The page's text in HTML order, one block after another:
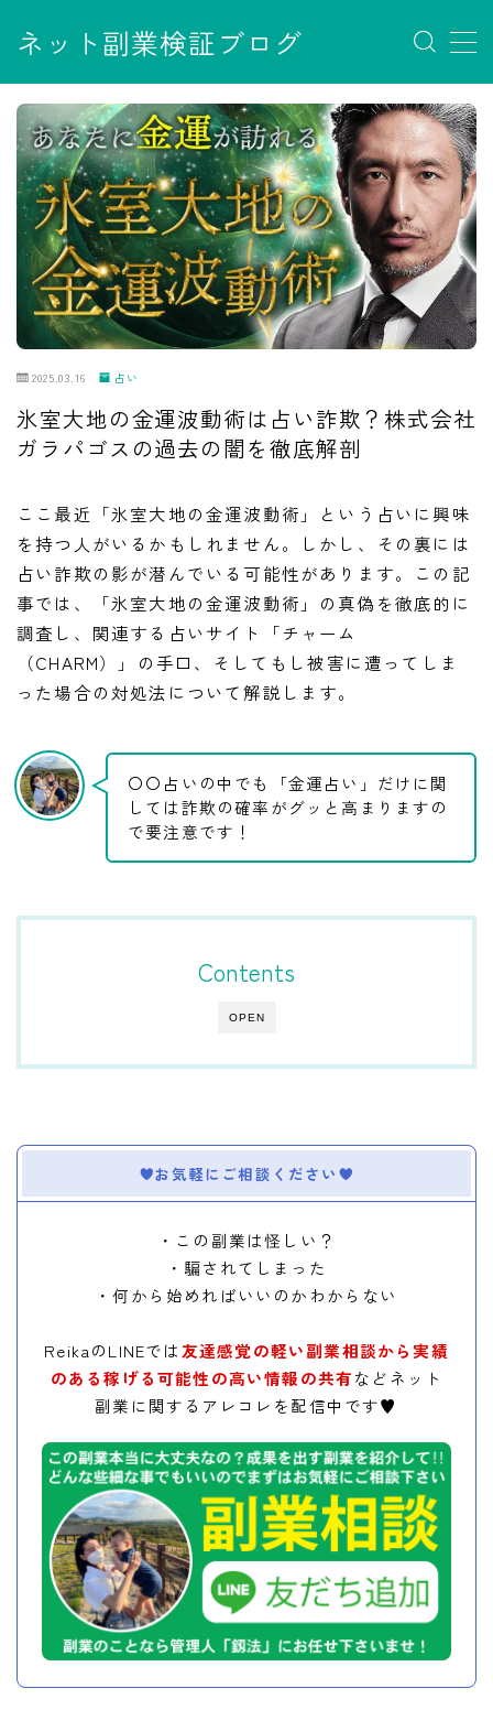
ネット副業検証ブログ
MENU
お問い合わせ
サイトマップ
デモプリセット記事 #7
デモプリセット記事 Part07
フロントページ
プライバシーポリシー
免責事項
利用規約／特定商取引法に基づく表記
有料記事の決済完了ページ
運営者情報
2025.03.16 占い
氷室大地の金運波動術は占い詐欺？株式会社
ガラパゴスの過去の闇を徹底解剖
ここ最近「氷室大地の金運波動術」という占いに興味
を持つ人がいるかもしれません。しかし、その裏には
占い詐欺の影が潜んでいる可能性があります。この記
事では、「氷室大地の金運波動術」の真偽を徹底的に
調査し、関連する占いサイト「チャーム
（CHARM）」の手口、そしてもし被害に遭ってしま
った場合の対処法について解説します。
〇〇占いの中でも「金運占い」だけに関
しては詐欺の確率がグッと高まりますの
で要注意です！
OPEN
Contents
お気軽にご相談ください
・この副業は怪しい？
・騙されてしまった
・何から始めればいいのかわからない
ReikaのLINEでは 友達感覚の軽い副業相談から実績
のある稼げる可能性の高い情報の共有などネット
副業に関するアレコレを配信中です♥